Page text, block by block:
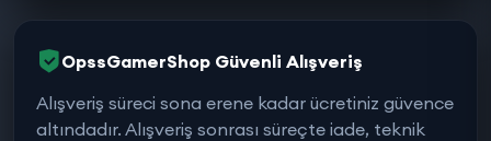
OpssGamerShop Güvenli Alışveriş
Alışveriş süreci sona erene kadar ücretiniz güvence
altındadır. Alışveriş sonrası süreçte iade, teknik